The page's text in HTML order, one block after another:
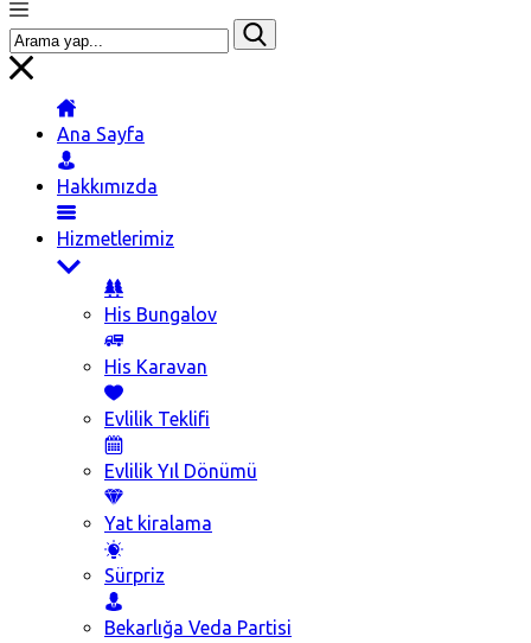
Ana Sayfa
Hakkımızda
Hizmetlerimiz
His Bungalov
His Karavan
Evlilik Teklifi
Evlilik Yıl Dönümü
Yat kiralama
Sürpriz
Bekarlığa Veda Partisi